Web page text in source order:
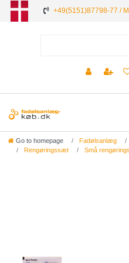
+49(5151)87798-77 /
Go to homepage Fadølsanlæg
Rengøringssæt
Små